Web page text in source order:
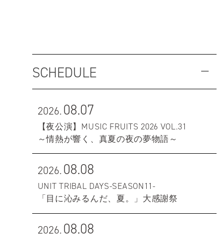
SCHEDULE
2026.08.07
【夜公演】MUSIC FRUITS 2026 VOL.31
～情熱が響く、真夏の夜の夢物語～
2026.08.08
UNIT TRIBAL DAYS-SEASON11-
「目に沁みるんだ、夏。」大感謝祭
2026.08.08